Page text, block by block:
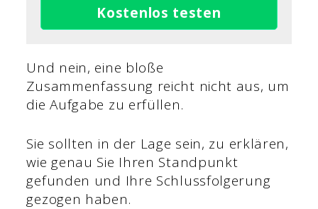
Kostenlos testen
Und nein, eine bloße
Zusammenfassung reicht nicht aus, um
die Aufgabe zu erfüllen.
Sie sollten in der Lage sein, zu erklären,
wie genau Sie Ihren Standpunkt
gefunden und Ihre Schlussfolgerung
gezogen haben.